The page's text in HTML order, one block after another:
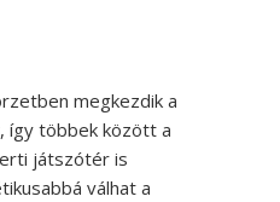
megkezdik a
többek között a
játszótér is
válhat a